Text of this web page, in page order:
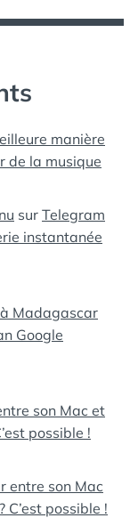
manière
de la musique
sur Telegram
instantanée
Madagascar
Google
son Mac et
possible !
entre son Mac
C’est possible !